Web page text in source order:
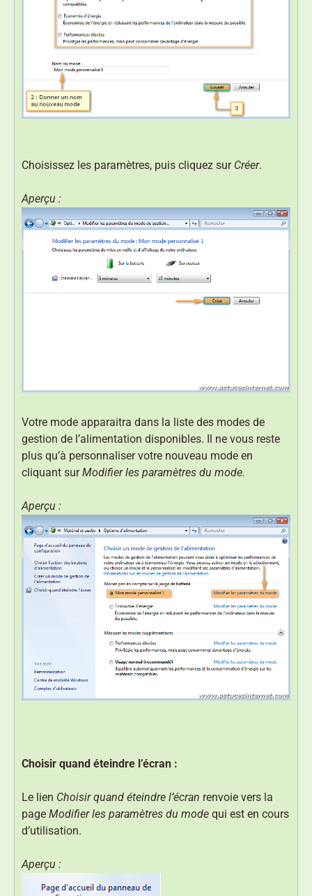
Choisissez les paramètres, puis cliquez sur Créer.
Aperçu :
Votre mode apparaitra dans la liste des modes de
gestion de l’alimentation disponibles. Il ne vous reste
plus qu’à personnaliser votre nouveau mode en
cliquant surModifier les paramètres du mode.
Aperçu :
Choisir quand éteindre l’écran :
Le lien Choisir quand éteindre l’écran renvoie vers la
page Modifier les paramètres du mode qui est en cours
d’utilisation.
Aperçu :